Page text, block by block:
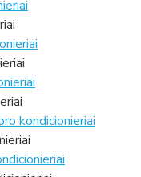
rekuperatorius